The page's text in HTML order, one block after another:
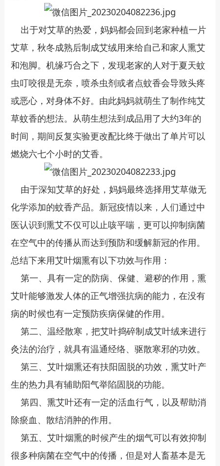
出于对艾草的热爱，妈妈都会回到老家种植一片
艾草，秋冬成熟后制成艾绒用来给自己和家人熏艾
和泡脚。机缘巧合之下，发现老家的人对于夏天蚊
虫叮咬很是无奈，喷杀虫剂或者点蚊香会导致头疼
或恶心，对身体不好。由此妈妈就萌生了制作纯艾
草蚊香的想法。从萌生想法到成品用了大约3年的
时间，期间反复实验更改配比终于做出了单片可以
燃烧六七个小时的艾香。
由于深知艾草的好处，妈妈最终选择用艾草做无
化学添加的蚊香产品。新冠疫情以来，人们通过中
医认识到熏艾不仅可以止咳平喘，更可以抑制病菌
在空气中的传播从而达到预防和缓解新冠的作用。
总结下来用艾叶烟熏有以下功效与作用：
第一、具有一定的防病、保健、避秽的作用，熏
艾叶能够激发人体的正气增强抗病的能力，在没有
病的时候也有一定预防疾病保健的作用。
第二、温经散寒，把艾叶捣碎制成艾叶绒来进行
灸法的治疗，就具有温通经络、驱散寒邪的功效。
第三、艾叶烟熏还有扶阳固脱的功效，熏艾叶产
生的热力具有辅助阳气举陷固脱的功能。
第四、熏艾叶还有一定的活血行气，以及帮助消
除瘀血、散结消肿的作用。
第五、艾叶烟熏的时候产生的烟气可以有效抑制
很多种病菌在空气中的传播，但是对人畜基本是无